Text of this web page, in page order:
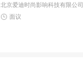
北京爱迪时尚影响科技有限公司
面议